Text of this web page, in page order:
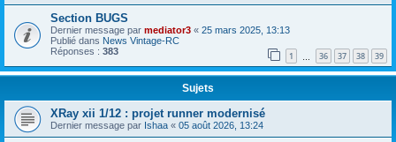
Section BUGS
Dernier message par mediator3 « 25 mars 2025, 13:13
Publié dans News Vintage-RC
Réponses : 383 1 36 37 38 39
Sujets
XRay xii 1/12 : projet runner modernisé
Dernier message par Ishaa « 05 août 2026, 13:24